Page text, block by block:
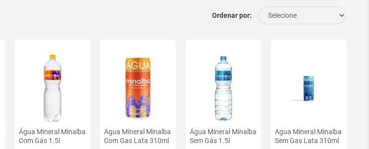
Ordenar por:
Água Mineral Minalba
Com Gás 1.5l
Agua Mineral Minalba
Com Gas Lata 310ml
Água Mineral Minalba
Sem Gás 1.5l
Agua Mineral Minalba
Sem Gas Lata 310ml